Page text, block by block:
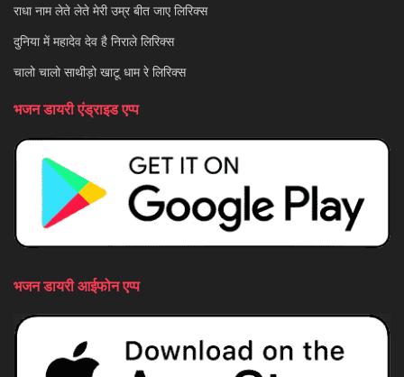
राधा नाम लेते लेते मेरी उम्र बीत जाए लिरिक्स
दुनिया में महादेव देव है निराले लिरिक्स
चालो चालो साथीड़ो खाटू धाम रे लिरिक्स
भजन डायरी एंड्राइड एप्प
भजन डायरी आईफोन एप्प